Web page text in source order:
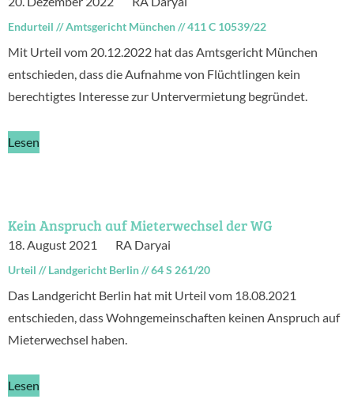
Endurteil //Amtsgericht München//411 C 10539/22
Mit Urteil vom 20.12.2022 hat das Amtsgericht München
entschieden, dass die Aufnahme von Flüchtlingen kein
berechtigtes Interesse zur Untervermietung begründet.
Lesen
Kein Anspruch auf Mieterwechsel der WG
18. August 2021 RA Daryai
Urteil //Landgericht Berlin//64 S 261/20
Das Landgericht Berlin hat mit Urteil vom 18.08.2021
entschieden, dass Wohngemeinschaften keinen Anspruch auf
Mieterwechsel haben.
Lesen